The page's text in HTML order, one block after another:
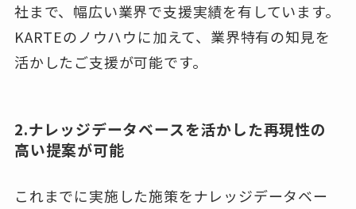
社まで、幅広い業界で支援実績を有しています。
KARTEのノウハウに加えて、業界特有の知見を
活かしたご支援が可能です。
2.ナレッジデータベースを活かした再現性の
高い提案が可能
これまでに実施した施策をナレッジデータベー